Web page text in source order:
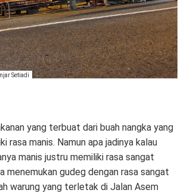
Setiadi
yang terbuat dari buah nangka yang
rasa manis. Namun apa jadinya kalau
manis justru memiliki rasa sangat
menemukan gudeg dengan rasa sangat
warung yang terletak di Jalan Asem